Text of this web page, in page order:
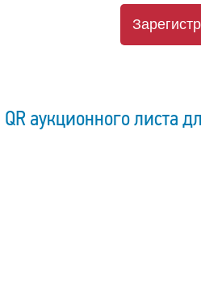
QR аукционного листа